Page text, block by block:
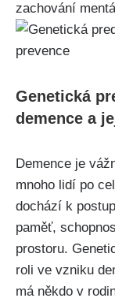
zachování
Genetická
demence a
Demence je
mnoho lidí po
dochází k
paměť,
prostoru.
roli ve vzniku
má někdo v